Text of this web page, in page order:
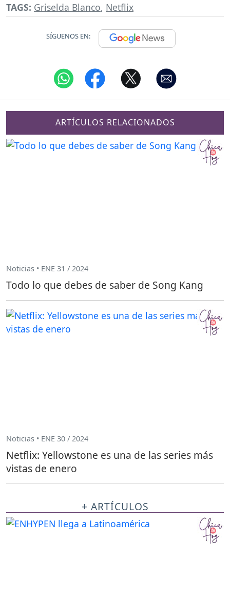
TAGS: Griselda Blanco, Netflix
SÍGUENOS EN:
ARTÍCULOS RELACIONADOS
Noticias • ENE 31 / 2024
Todo lo que debes de saber de Song Kang
Noticias • ENE 30 / 2024
Netflix: Yellowstone es una de las series más
vistas de enero
+ ARTÍCULOS